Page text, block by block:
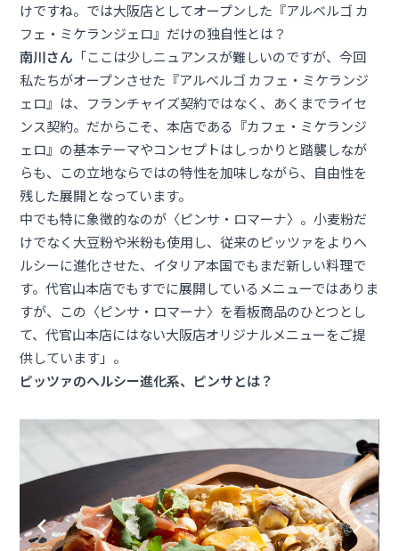
けですね。では大阪店としてオープンした『アルベルゴ カ
フェ・ミケランジェロ』だけの独自性とは？
南川さん 「ここは少しニュアンスが難しいのですが、今回
私たちがオープンさせた『アルベルゴ カフェ・ミケランジ
ェロ』は、フランチャイズ契約ではなく、あくまでライセ
ンス契約。だからこそ、本店である『カフェ・ミケランジ
ェロ』の基本テーマやコンセプトはしっかりと踏襲しなが
らも、この立地ならではの特性を加味しながら、自由性を
残した展開となっています。
中でも特に象徴的なのが〈ピンサ・ロマーナ〉。小麦粉だ
けでなく大豆粉や米粉も使用し、従来のピッツァをよりヘ
ルシーに進化させた、イタリア本国でもまだ新しい料理で
す。代官山本店でもすでに展開しているメニューではありま
すが、この〈ピンサ・ロマーナ〉を看板商品のひとつとし
て、代官山本店にはない大阪店オリジナルメニューをご提
供しています」。
ピッツァのヘルシー進化系、ピンサとは？